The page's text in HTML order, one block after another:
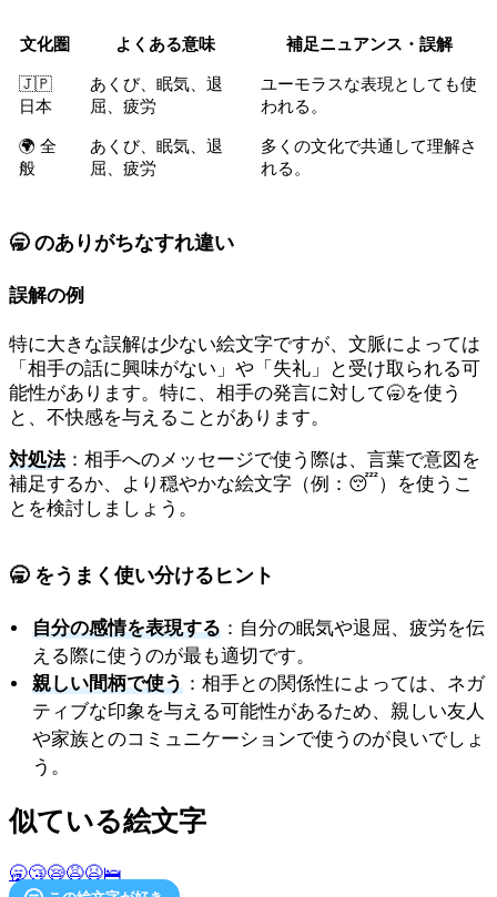
文化圏 よくある意味 補足ニュアンス・誤解
🇯🇵
日本
あくび、眠気、退
屈、疲労
ユーモラスな表現としても使
われる。
🌍 全
般
あくび、眠気、退
屈、疲労
多くの文化で共通して理解さ
れる。
🥱 のありがちなすれ違い
誤解の例
特に大きな誤解は少ない絵文字ですが、文脈によっては
「相手の話に興味がない」や「失礼」と受け取られる可
能性があります。特に、相手の発言に対して🥱を使う
と、不快感を与えることがあります。
対処法：相手へのメッセージで使う際は、言葉で意図を
補足するか、より穏やかな絵文字（例：😴）を使うこ
とを検討しましょう。
🥱 をうまく使い分けるヒント
自分の感情を表現する ：自分の眠気や退屈、疲労を伝
える際に使うのが最も適切です。
親しい間柄で使う ：相手との関係性によっては、ネガ
ティブな印象を与える可能性があるため、親しい友人
や家族とのコミュニケーションで使うのが良いでしょ
う。
似ている絵文字
🥱😴😪😩😫🛌